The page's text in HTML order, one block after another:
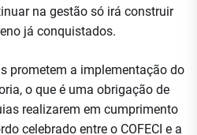
na gestão só irá construir
já conquistados.
prometem a implementação do
o que é uma obrigação de
realizarem em cumprimento
celebrado entre o COFECI e a